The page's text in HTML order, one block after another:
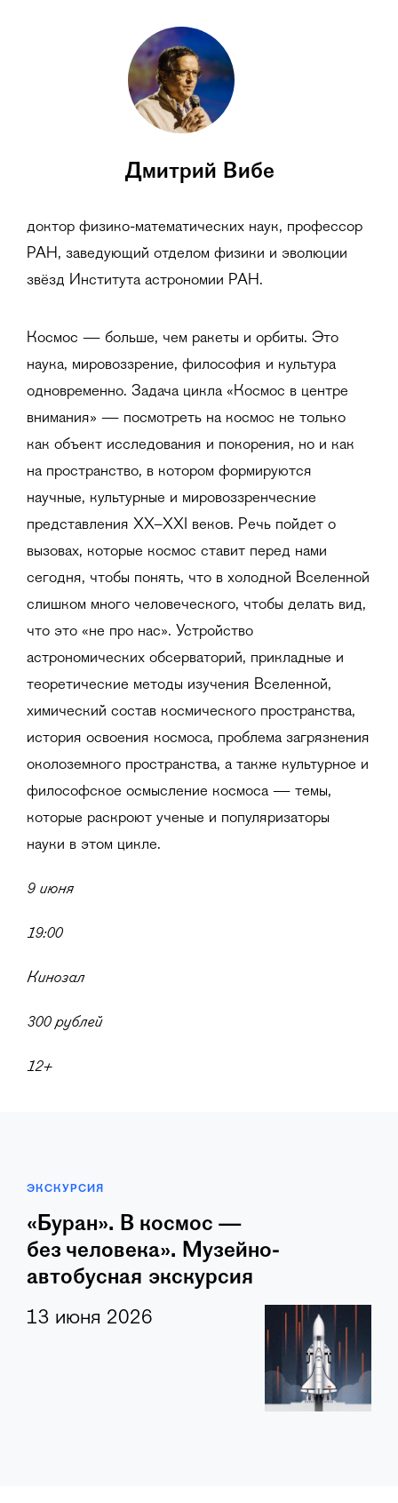
Дмитрий Вибе
доктор физико-математических наук, профессор
РАН, заведующий отделом физики и эволюции
звёзд Института астрономии РАН.
Космос — больше, чем ракеты и орбиты. Это
наука, мировоззрение, философия и культура
одновременно. Задача цикла «Космос в центре
внимания» — посмотреть на космос не только
как объект исследования и покорения, но и как
на пространство, в котором формируются
научные, культурные и мировоззренческие
представления XX–XXI веков. Речь пойдет о
вызовах, которые космос ставит перед нами
сегодня, чтобы понять, что в холодной Вселенной
слишком много человеческого, чтобы делать вид,
что это «не про нас». Устройство
астрономических обсерваторий, прикладные и
теоретические методы изучения Вселенной,
химический состав космического пространства,
история освоения космоса, проблема загрязнения
околоземного пространства, а также культурное и
философское осмысление космоса — темы,
которые раскроют ученые и популяризаторы
науки в этом цикле.
9 июня
19:00
Кинозал
300 рублей
12+
ЭКСКУРСИЯ
«Буран». В космос —
без человека». Музейно-
автобусная экскурсия
13 июня 2026